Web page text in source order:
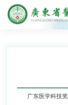
广东医学科技奖